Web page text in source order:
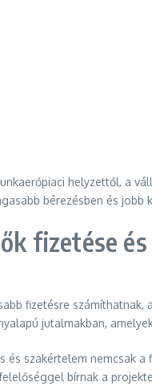
helyzettől, a
bérezésben és
fizetése
fizetésre
jutalmakban,
szakértelem nemcsak
bírnak a